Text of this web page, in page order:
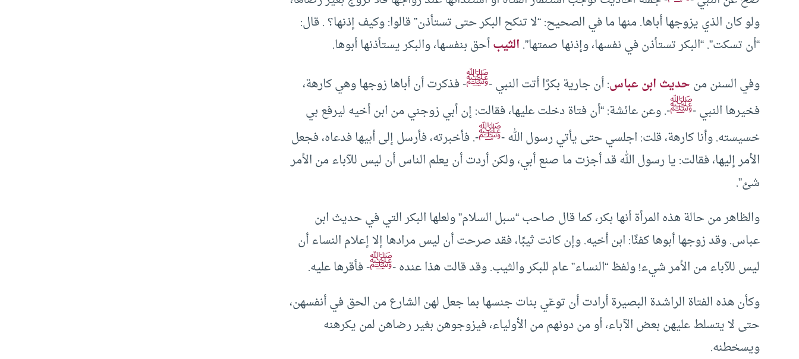
ولو كان الذي يزوجها أباها. منها ما في الصحيح: “لا تنكح البكر حتى تستأذن” قالوا: وكيف إذنها؟ . قال:
“أن تسكت”. “البكر تستأذن في نفسها، وإذنها صمتها”.الثيبأحق بنفسها، والبكر يستأذنها أبوها.
وفي السنن منحديث ابن عباس: أن جارية بكرًا أتت النبي -ﷺ- فذكرت أن أباها زوجها وهي كارهة،
فخيرها النبي -ﷺ-. وعن عائشة: “أن فتاة دخلت عليها، فقالت: إن أبي زوجني من ابن أخيه ليرفع بي
خسيسته. وأنا كارهة، قلت: اجلسي حتى يأتي رسول الله -ﷺ-. فأخبرته، فأرسل إلى أبيها فدعاه، فجعل
الأمر إليها، فقالت: يا رسول الله قد أجزت ما صنع أبي، ولكن أردت أن يعلم الناس أن ليس للآباء من الأمر
شئ”.
والظاهر من حالة هذه المرأة أنها بكر، كما قال صاحب “سبل السلام” ولعلها البكر التي في حديث ابن
عباس. وقد زوجها أبوها كفئًا: ابن أخيه. وإن كانت ثيبًا، فقد صرحت أن ليس مرادها إلا إعلام النساء أن
ليس للآباء من الأمر شيء! ولفظ “النساء” عام للبكر والثيب. وقد قالت هذا عنده -ﷺ- فأقرها عليه.
وكأن هذه الفتاة الراشدة البصيرة أرادت أن توعّي بنات جنسها بما جعل لهن الشارع من الحق في أنفسهن،
حتى لا يتسلط عليهن بعض الآباء، أو من دونهم من الأولياء، فيزوجوهن بغير رضاهن لمن يكرهنه
ويسخطنه.